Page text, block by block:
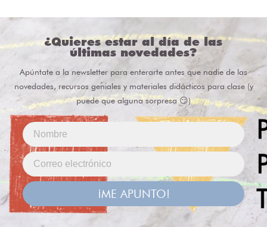
¿Quieres estar al día de las
últimas novedades?
Apúntate a la newsletter para enterarte antes que nadie de las
novedades, recursos geniales y materiales didácticos para clase (y
puede que alguna sorpresa 😏)
¡ME APUNTO!